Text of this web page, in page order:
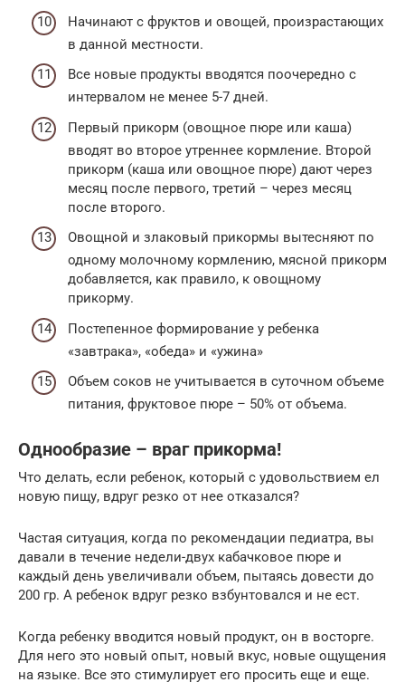
Начинают с фруктов и овощей, произрастающих
в данной местности.
Все новые продукты вводятся поочередно с
интервалом не менее 5-7 дней.
Первый прикорм (овощное пюре или каша)
вводят во второе утреннее кормление. Второй
прикорм (каша или овощное пюре) дают через
месяц после первого, третий – через месяц
после второго.
Овощной и злаковый прикормы вытесняют по
одному молочному кормлению, мясной прикорм
добавляется, как правило, к овощному
прикорму.
Постепенное формирование у ребенка
«завтрака», «обеда» и «ужина»
Объем соков не учитывается в суточном объеме
питания, фруктовое пюре – 50% от объема.
Однообразие – враг прикорма!
Что делать, если ребенок, который с удовольствием ел
новую пищу, вдруг резко от нее отказался?
Частая ситуация, когда по рекомендации педиатра, вы
давали в течение недели-двух кабачковое пюре и
каждый день увеличивали объем, пытаясь довести до
200 гр. А ребенок вдруг резко взбунтовался и не ест.
Когда ребенку вводится новый продукт, он в восторге.
Для него это новый опыт, новый вкус, новые ощущения
на языке. Все это стимулирует его просить еще и еще.